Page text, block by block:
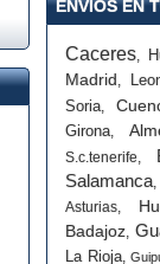
ENVÍOS EN
Caceres,
Madrid,
Soria,
Girona,
S.c.tenerife,
Salamanca,
Asturias,
Badajoz,
La Rioja,